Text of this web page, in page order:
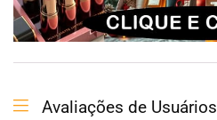
Avaliações de Usuários